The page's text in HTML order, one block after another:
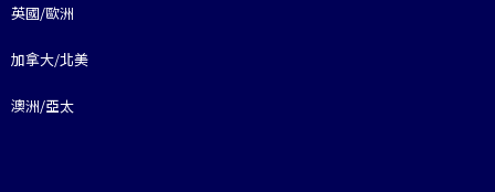
英國/歐洲
加拿大/北美
澳洲/亞太